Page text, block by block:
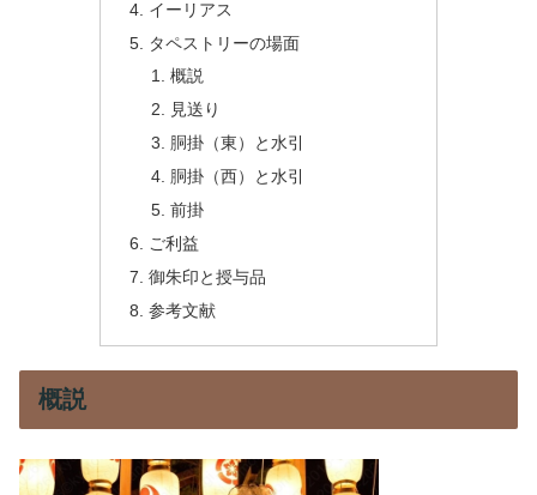
イーリアス
タペストリーの場面
概説
見送り
胴掛（東）と水引
胴掛（西）と水引
前掛
ご利益
御朱印と授与品
参考文献
概説